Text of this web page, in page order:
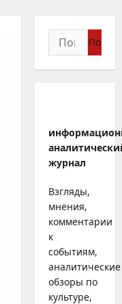
Найти:
журнал
Взгляды,
мнения,
комментарии
к
событиям,
аналитические
обзоры по
культуре,